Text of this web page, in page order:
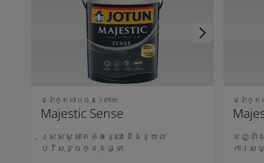
ថ្នាំកូតលាបចុងក្រោយ
Majestic Sense
ស្រស់ស្អាតឥតខ្ចោះ និងខ្យល់
បរិសុទ្ធក្នុងផ្ទះ
ថ្នាំកូត
ជញ្ជាំ
ការស